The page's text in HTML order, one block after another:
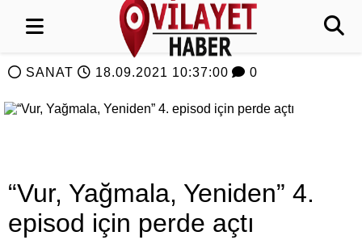
SANAT 18.09.2021 10:37:00 0
“Vur, Yağmala, Yeniden” 4.
episod için perde açtı